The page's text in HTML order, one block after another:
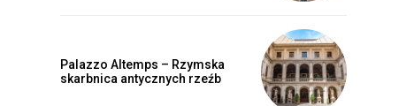
Palazzo Altemps – Rzymska
skarbnica antycznych rzeźb